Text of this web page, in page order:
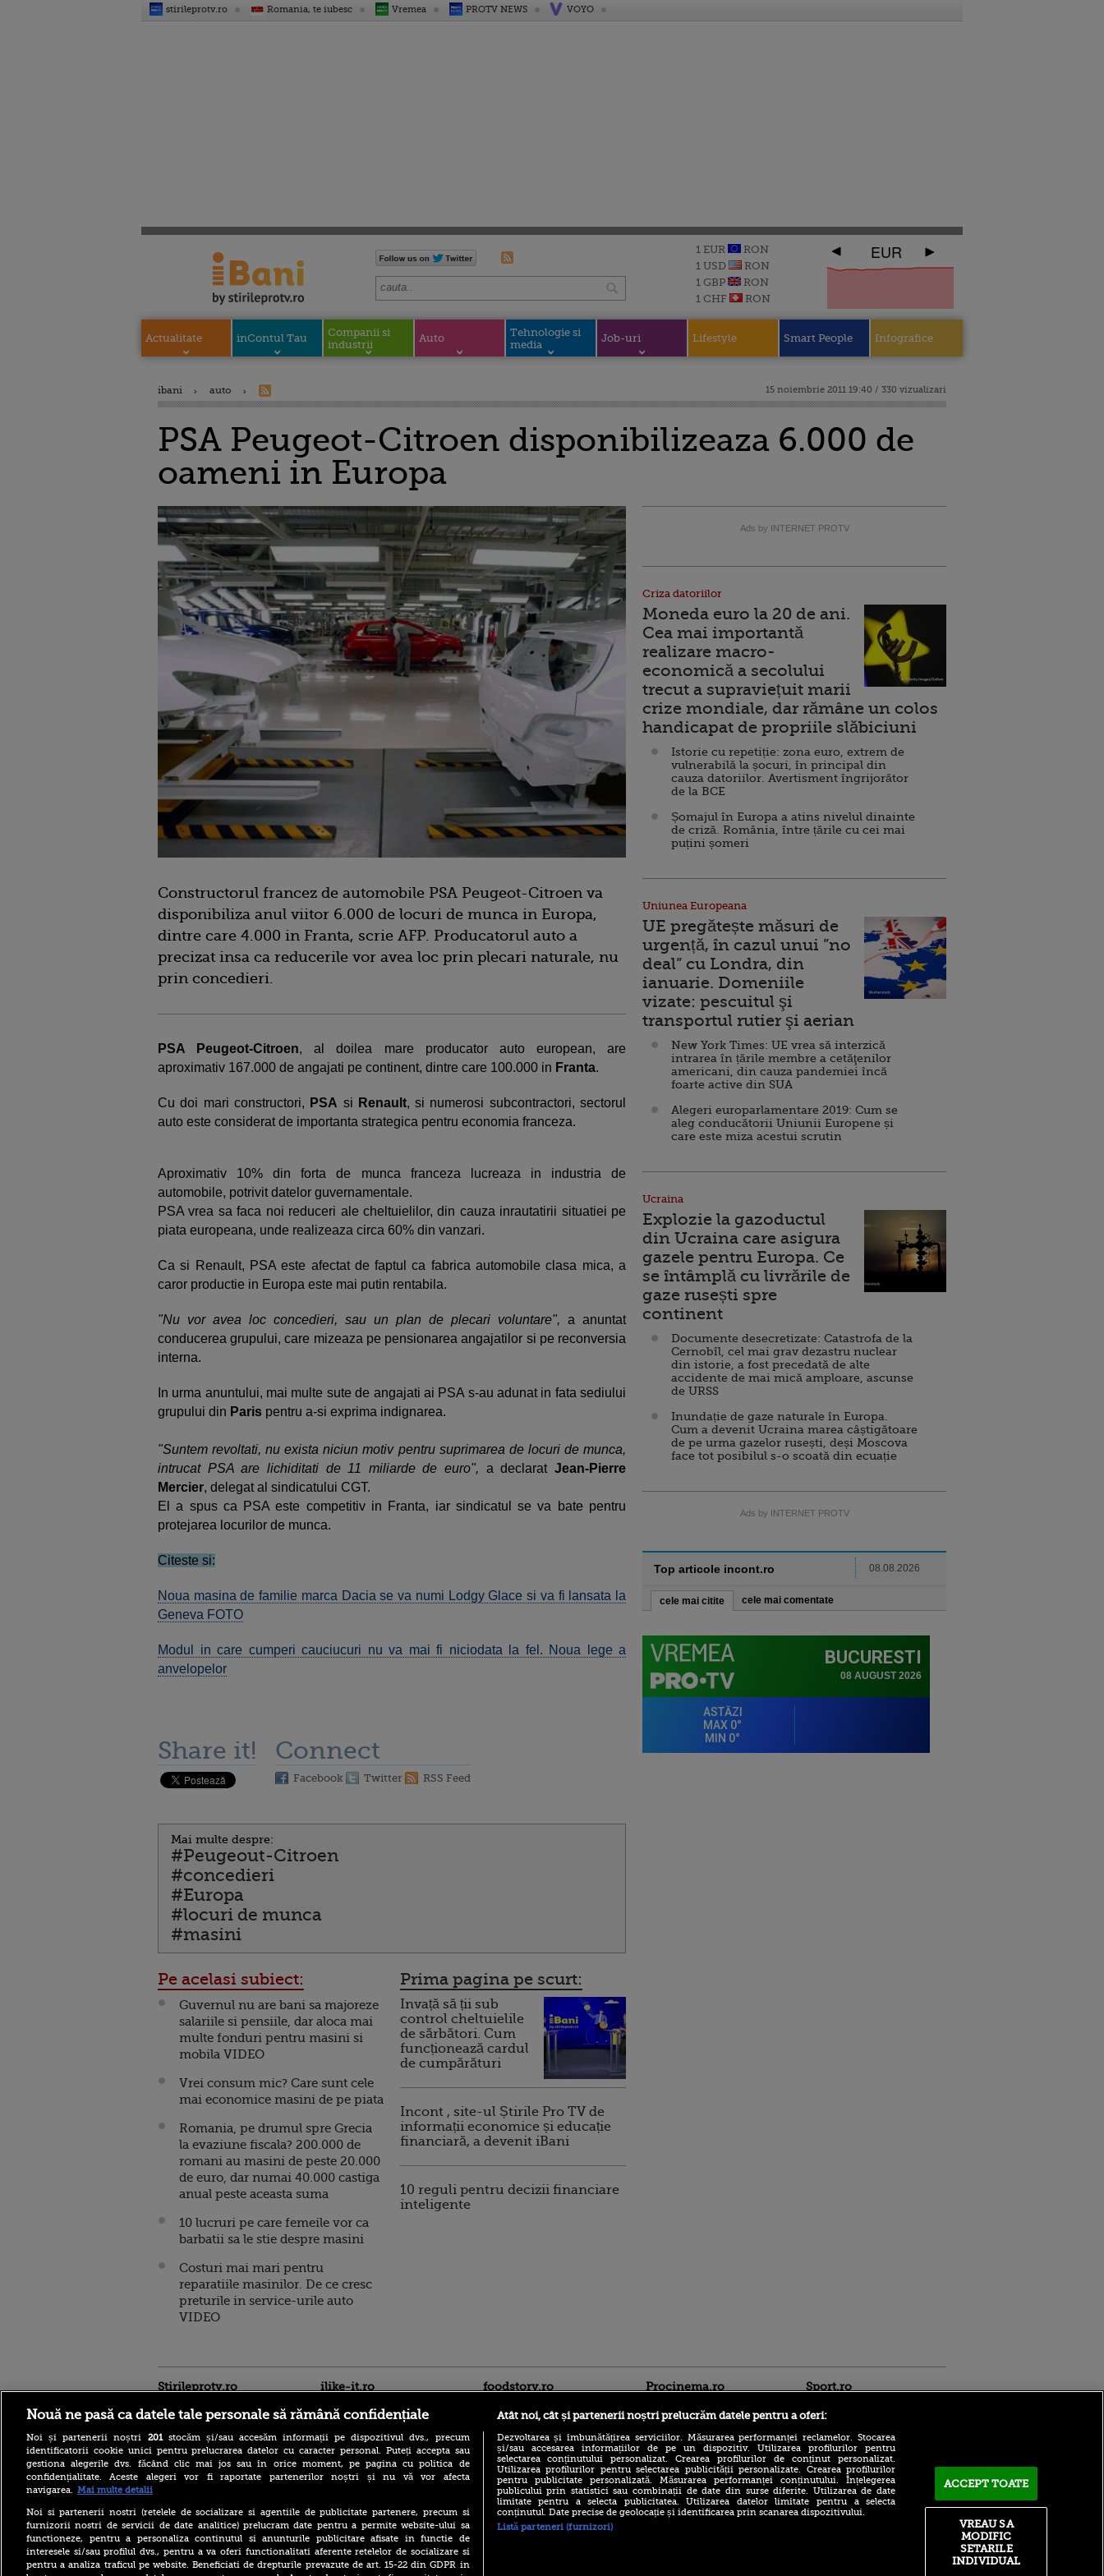
stirileprotv.ro Romania, te iubesc Vremea PROTV NEWS VOYO
1 EUR
RON
1 USD
RON
1 GBP
RON
1 CHF
RON
EUR
Actualitate inContul Tau
Companii si
industrii
Auto
Tehnologie si
media
Job-uri Lifestyle Smart People Infografice
ibani auto 15 noiembrie 2011 19:40 / 330 vizualizari
PSA Peugeot-Citroen disponibilizeaza 6.000 de
oameni in Europa
Constructorul francez de automobile PSA Peugeot-Citroen va
disponibiliza anul viitor 6.000 de locuri de munca in Europa,
dintre care 4.000 in Franta, scrie AFP. Producatorul auto a
precizat insa ca reducerile vor avea loc prin plecari naturale, nu
prin concedieri.
PSA Peugeot-Citroen, al doilea mare producator auto european, are
aproximativ 167.000 de angajati pe continent, dintre care 100.000 in Franta.
Cu doi mari constructori, PSA si Renault, si numerosi subcontractori, sectorul
auto este considerat de importanta strategica pentru economia franceza.
Aproximativ 10% din forta de munca franceza lucreaza in industria de
automobile, potrivit datelor guvernamentale.
PSA vrea sa faca noi reduceri ale cheltuielilor, din cauza inrautatirii situatiei pe
piata europeana, unde realizeaza circa 60% din vanzari.
Ca si Renault, PSA este afectat de faptul ca fabrica automobile clasa mica, a
caror productie in Europa este mai putin rentabila.
"Nu vor avea loc concedieri, sau un plan de plecari voluntare", a anuntat
conducerea grupului, care mizeaza pe pensionarea angajatilor si pe reconversia
interna.
In urma anuntului, mai multe sute de angajati ai PSA s-au adunat in fata sediului
grupului din Paris pentru a-si exprima indignarea.
"Suntem revoltati, nu exista niciun motiv pentru suprimarea de locuri de munca,
intrucat PSA are lichiditati de 11 miliarde de euro", a declaratJean-Pierre
Mercier, delegat al sindicatului CGT.
El a spus ca PSA este competitiv in Franta, iar sindicatul se va bate pentru
protejarea locurilor de munca.
Citeste si:
Noua masina de familie marca Dacia se va numi Lodgy Glace si va fi lansata la
Geneva FOTO
Modul in care cumperi cauciucuri nu va mai fi niciodata la fel. Noua lege a
anvelopelor
Share it! Connect
Facebook Twitter RSS Feed
Mai multe despre:
#Peugeout-Citroen
#concedieri
#Europa
#locuri de munca
#masini
Pe acelasi subiect:
Guvernul nu are bani sa majoreze
salariile si pensiile, dar aloca mai
multe fonduri pentru masini si
mobila VIDEO
Vrei consum mic? Care sunt cele
mai economice masini de pe piata
Romania, pe drumul spre Grecia
la evaziune fiscala? 200.000 de
romani au masini de peste 20.000
de euro, dar numai 40.000 castiga
anual peste aceasta suma
10 lucruri pe care femeile vor ca
barbatii sa le stie despre masini
Costuri mai mari pentru
reparatiile masinilor. De ce cresc
preturile in service-urile auto
VIDEO
Prima pagina pe scurt:
Invață să ții sub
control cheltuielile
de sărbători. Cum
funcționează cardul
de cumpărături
Incont , site-ul Știrile Pro TV de
informații economice și educație
financiară, a devenit iBani
10 reguli pentru decizii financiare
inteligente
Ads by INTERNET PROTV
Criza datoriilor
Moneda euro la 20 de ani.
Cea mai importantă
realizare macro-
economică a secolului
trecut a supraviețuit marii
crize mondiale, dar rămâne un colos
handicapat de propriile slăbiciuni
Istorie cu repetiție: zona euro, extrem de
vulnerabilă la șocuri, în principal din
cauza datoriilor. Avertisment îngrijorător
de la BCE
Șomajul în Europa a atins nivelul dinainte
de criză. România, între țările cu cei mai
puțini șomeri
Uniunea Europeana
UE pregătește măsuri de
urgență, în cazul unui ”no
deal” cu Londra, din
ianuarie. Domeniile
vizate: pescuitul şi
transportul rutier şi aerian
New York Times: UE vrea să interzică
intrarea în țările membre a cetăţenilor
americani, din cauza pandemiei încă
foarte active din SUA
Alegeri europarlamentare 2019: Cum se
aleg conducătorii Uniunii Europene și
care este miza acestui scrutin
Ucraina
Explozie la gazoductul
din Ucraina care asigura
gazele pentru Europa. Ce
se întâmplă cu livrările de
gaze rusești spre
continent
Documente desecretizate: Catastrofa de la
Cernobîl, cel mai grav dezastru nuclear
din istorie, a fost precedată de alte
accidente de mai mică amploare, ascunse
de URSS
Inundație de gaze naturale în Europa.
Cum a devenit Ucraina marea câștigătoare
de pe urma gazelor rusești, deși Moscova
face tot posibilul s-o scoată din ecuație
Ads by INTERNET PROTV
Top articole incont.ro 08.08.2026
cele mai citite cele mai comentate
Stirileprotv.ro
pașapoarte din lume în
2026. Pe ce loc se află
România și câte destinații
pot vizita românii fără viză
Ce l-a nemulțumit pe
ilike-it.ro foodstory.ro
(P) Descoperă Lumea
Evenimentelor din România
cu Transilvania Events!
Procinema.ro
Nikolaj Coster-Waldau din
Sport.ro
Toni Petrea a explicat
motivul din spatele
rezultatelor slabe de la
Nouă ne pasă ca datele tale personale să rămână confidențiale
Noi și partenerii noștri 201stocăm și/sau accesăm informații pe dispozitivul dvs., precum
identificatorii cookie unici pentru prelucrarea datelor cu caracter personal. Puteți accepta sau
gestiona alegerile dvs. făcând clic mai jos sau în orice moment, pe pagina cu politica de
confidențialitate. Aceste alegeri vor fi raportate partenerilor noștri și nu vă vor afecta
navigarea. Mai multe detalii
Noi si partenerii nostri (retelele de socializare si agentiile de publicitate partenere, precum si
furnizorii nostri de servicii de date analitice) prelucram date pentru a permite website-ului sa
functioneze, pentru a personaliza continutul si anunturile publicitare afisate in functie de
interesele si/sau profilul dvs., pentru a va oferi functionalitati aferente retelelor de socializare si
pentru a analiza traficul pe website. Beneficiati de drepturile prevazute de art. 15-22 din GDPR in
Atât noi, cât și partenerii noștri prelucrăm datele pentru a oferi:
Dezvoltarea și îmbunătățirea serviciilor. Măsurarea performanței reclamelor. Stocarea
și/sau accesarea informațiilor de pe un dispozitiv. Utilizarea profilurilor pentru
selectarea conținutului personalizat. Crearea profilurilor de conținut personalizat.
Utilizarea profilurilor pentru selectarea publicității personalizate. Crearea profilurilor
pentru publicitate personalizată. Măsurarea performanței conținutului. Înțelegerea
publicului prin statistici sau combinații de date din surse diferite. Utilizarea de date
limitate pentru a selecta publicitatea. Utilizarea datelor limitate pentru a selecta
conținutul. Date precise de geolocație și identificarea prin scanarea dispozitivului.
Listă parteneri (furnizori)
ACCEPT TOATE
VREAU SA
MODIFIC
SETARILE
INDIVIDUAL